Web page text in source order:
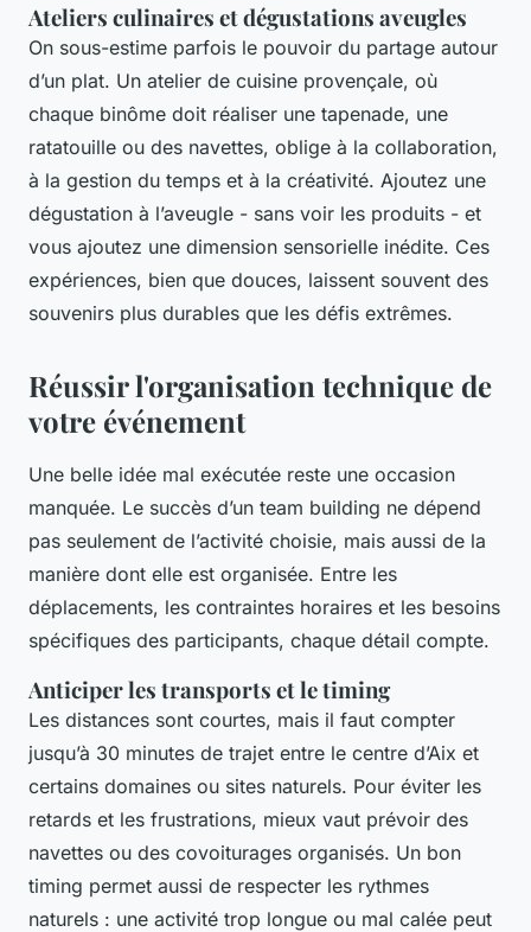
Ateliers culinaires et dégustations aveugles
On sous-estime parfois le pouvoir du partage autour
d’un plat. Un atelier de cuisine provençale, où
chaque binôme doit réaliser une tapenade, une
ratatouille ou des navettes, oblige à la collaboration,
à la gestion du temps et à la créativité. Ajoutez une
dégustation à l’aveugle - sans voir les produits - et
vous ajoutez une dimension sensorielle inédite. Ces
expériences, bien que douces, laissent souvent des
souvenirs plus durables que les défis extrêmes.
Réussir l'organisation technique de
votre événement
Une belle idée mal exécutée reste une occasion
manquée. Le succès d’un team building ne dépend
pas seulement de l’activité choisie, mais aussi de la
manière dont elle est organisée. Entre les
déplacements, les contraintes horaires et les besoins
spécifiques des participants, chaque détail compte.
Anticiper les transports et le timing
Les distances sont courtes, mais il faut compter
jusqu’à 30 minutes de trajet entre le centre d’Aix et
certains domaines ou sites naturels. Pour éviter les
retards et les frustrations, mieux vaut prévoir des
navettes ou des covoiturages organisés. Un bon
timing permet aussi de respecter les rythmes
naturels : une activité trop longue ou mal calée peut